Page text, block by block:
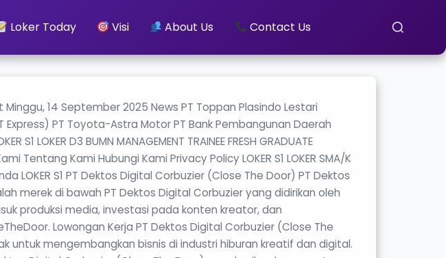
Loker Today Visi About Us Contact Us
14 September 2025 News PT Toppan Plasindo Lestari
Express) PT Toyota-Astra Motor PT Bank Pembangunan Daerah
LOKER D3 BUMN MANAGEMENT TRAINEE FRESH GRADUATE
Tentang Kami Hubungi Kami Privacy Policy LOKER S1 LOKER SMA/K
LOKER S1 PT Dektos Digital Corbuzier (Close The Door) PT Dektos
merek di bawah PT Dektos Digital Corbuzier yang didirikan oleh
produksi media, investasi pada konten kreator, dan
Lowongan Kerja PT Dektos Digital Corbuzier (Close The
untuk mengembangkan bisnis di industri hiburan kreatif dan digital.